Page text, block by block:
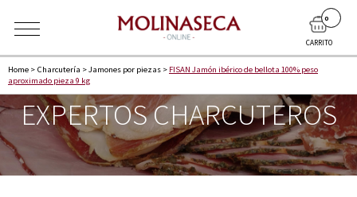
CARRITO
0
Home > Charcuterí­a >Jamones por piezas > FISAN Jamón ibérico de bellota 100% peso
aproximado pieza 9 kg
EXPERTOS CHARCUTEROS